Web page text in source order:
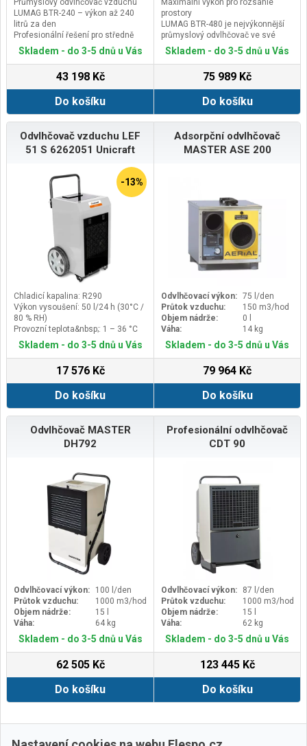
Průmyslový odvlhčovač vzduchu
LUMAG BTR-240 – výkon až 240
litrů za den
Profesionální řešení pro středně
velké průmyslové prostory
LUMAG BTR-240 je výkonný
dlouhodobý provoz ve skladech,
výrobních halách, novostavbách,
technických místnostech i
objektech po haváriích vody.
Díky odvlhčovacímu výkonu až 240
litrů za 24 hodin si poradí i s
náročnými podmínkami a výrazně
urychlí vysoušení prostor.
Skladem - do 3-5 dnů u Vás
43 198 Kč
Do košíku
Maximální výkon pro rozsáhlé
prostory
LUMAG BTR-480 je nejvýkonnější
průmyslový odvlhčovač ve své
třídě, navržený pro nepřetržitý
provoz ve výrobních halách,
novostavbách i objektech po
rozsáhlých haváriích vody.
Díky odvlhčovacímu výkonu až 480
litrů za 24 hodin si poradí i s velmi
náročnými podmínkami.
Robustní celokovová konstrukce,
vysoký průtok vzduchu a
automatické řízení provozu
Skladem - do 3-5 dnů u Vás
75 989 Kč
Do košíku
Odvlhčovač vzduchu LEF
51 S 6262051 Unicraft
-13%
Chladicí kapalina: R290
Výkon vysoušení: 50 l/24 h (30°C /
80 % RH)
Provozní teplota&nbsp;: 1 – 36 °C
°C
Max. množství vzduchu: 600 m³/h
Skladem - do 3-5 dnů u Vás
17 576 Kč
Do košíku
Adsorpční odvlhčovač
MASTER ASE 200
Odvlhčovací výkon: 75 l/den
Průtok vzduchu:
150 m3/hod
Objem nádrže:
0 l
Váha:
14 kg
Skladem - do 3-5 dnů u Vás
79 964 Kč
Do košíku
Odvlhčovač MASTER
DH792
Odvlhčovací výkon:
100 l/den
Průtok vzduchu:
1000 m3/hod
Objem nádrže:
15 l
Váha:
64 kg
Skladem - do 3-5 dnů u Vás
62 505 Kč
Do košíku
Profesionální odvlhčovač
CDT 90
Odvlhčovací výkon:
87 l/den
Průtok vzduchu:
1000 m3/hod
Objem nádrže:
15 l
Váha:
62 kg
Skladem - do 3-5 dnů u Vás
123 445 Kč
Do košíku
Další › Poslední »